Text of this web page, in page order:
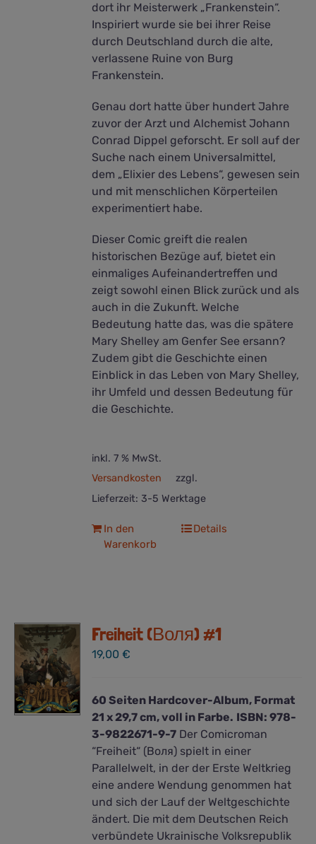
dort ihr Meisterwerk „Frankenstein“.
Inspiriert wurde sie bei ihrer Reise
durch Deutschland durch die alte,
verlassene Ruine von Burg
Frankenstein.
Genau dort hatte über hundert Jahre
zuvor der Arzt und Alchemist Johann
Conrad Dippel geforscht. Er soll auf der
Suche nach einem Universalmittel,
dem „Elixier des Lebens“, gewesen sein
und mit menschlichen Körperteilen
experimentiert habe.
Dieser Comic greift die realen
historischen Bezüge auf, bietet ein
einmaliges Aufeinandertreffen und
zeigt sowohl einen Blick zurück und als
auch in die Zukunft. Welche
Bedeutung hatte das, was die spätere
Mary Shelley am Genfer See ersann?
Zudem gibt die Geschichte einen
Einblick in das Leben von Mary Shelley,
ihr Umfeld und dessen Bedeutung für
die Geschichte.
inkl. 7 % MwSt.
zzgl.
Versandkosten
Lieferzeit: 3-5 Werktage
In den
Warenkorb
Details
Freiheit (Воля) #1
19,00€
60 Seiten Hardcover-Album, Format
21 x 29,7 cm, voll in Farbe. ISBN: 978-
3-9822671-9-7 Der Comicroman
“Freiheit“ (Воля) spielt in einer
Parallelwelt, in der der Erste Weltkrieg
eine andere Wendung genommen hat
und sich der Lauf der Weltgeschichte
ändert. Die mit dem Deutschen Reich
verbündete Ukrainische Volksrepublik